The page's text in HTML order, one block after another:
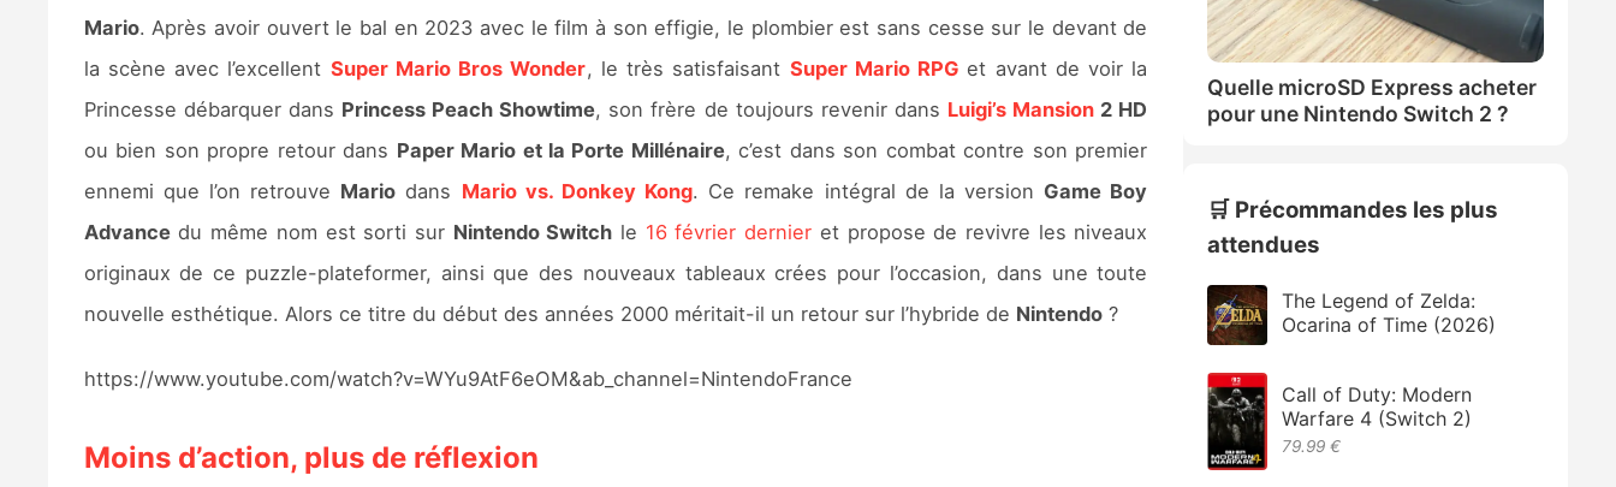
Mario. Après avoir ouvert le bal en 2023 avec le film à son effigie, le plombier est sans cesse sur le devant de
la scène avec l’excellent Super Mario Bros Wonder, le très satisfaisant Super Mario RPG et avant de voir la
Princesse débarquer dans Princess Peach Showtime, son frère de toujours revenir dans Luigi’s Mansion 2 HD
ou bien son propre retour dans Paper Mario et la Porte Millénaire, c’est dans son combat contre son premier
ennemi que l’on retrouve Mario dans Mario vs. Donkey Kong. Ce remake intégral de la version Game Boy
Advancedu même nom est sorti sur Nintendo Switch le 16 février dernier et propose de revivre les niveaux
originaux de ce puzzle-plateformer, ainsi que des nouveaux tableaux crées pour l’occasion, dans une toute
nouvelle esthétique. Alors ce titre du début des années 2000 méritait-il un retour sur l’hybride de Nintendo?
https://www.youtube.com/watch?v=WYu9AtF6eOM&ab_channel=NintendoFrance
Moins d’action, plus de réflexion
Quelle microSD Express acheter
pour une Nintendo Switch 2 ?
🛒 Précommandes les plus
attendues
The Legend of Zelda:
Ocarina of Time (2026)
Call of Duty: Modern
Warfare 4 (Switch 2)
79.99 €